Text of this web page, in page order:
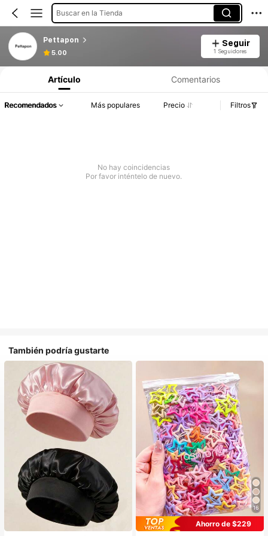
Buscar en la Tienda
Pettapon
5.00
Seguir
1 Seguidores
Artículo Comentarios
Recomendados Más populares Precio Filtros
No hay coincidencias
Por favor inténtelo de nuevo.
También podría gustarte
16
Ahorro de $229